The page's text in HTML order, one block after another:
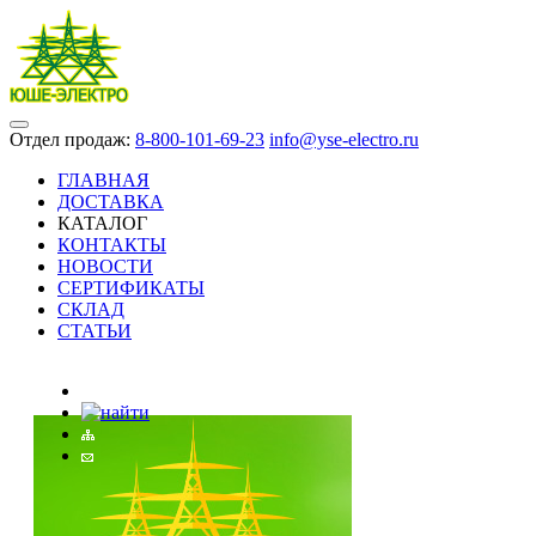
Отдел продаж: 8-800-101-69-23 info@yse-electro.ru
ГЛАВНАЯ
ДОСТАВКА
КАТАЛОГ
КОНТАКТЫ
НОВОСТИ
СЕРТИФИКАТЫ
СКЛАД
СТАТЬИ